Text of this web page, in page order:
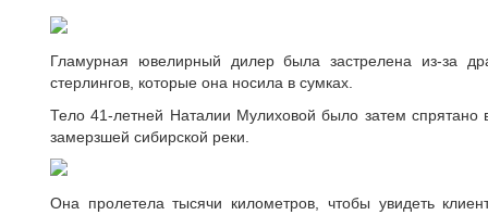
Гламурная ювелирный дилер была застрелена из-за
стерлингов, которые она носила в сумках.
Тело 41-летней Наталии Мулиховой было затем
замерзшей сибирской реки.
Она пролетела тысячи километров, чтобы увидеть